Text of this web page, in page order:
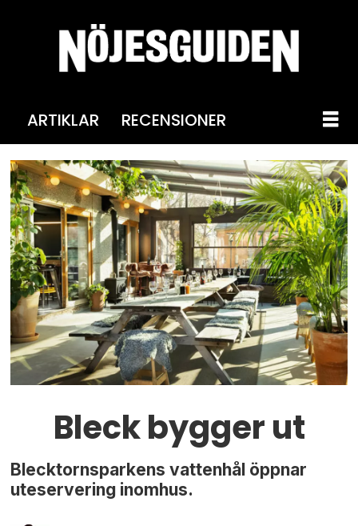
ARTIKLAR RECENSIONER
Bleck bygger ut
Blecktornsparkens vattenhål öppnar
uteservering inomhus.